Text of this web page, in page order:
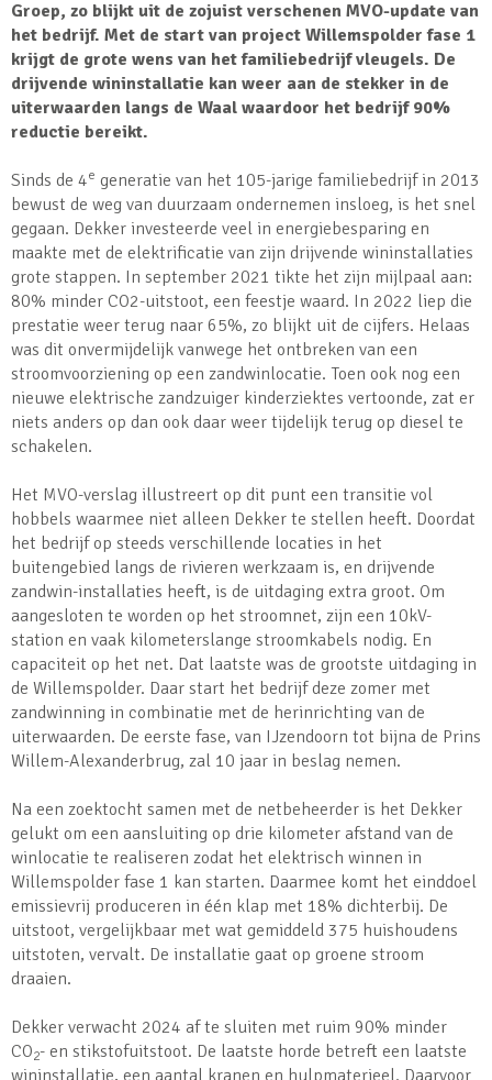
Groep, zo blijkt uit de zojuist verschenen MVO-update van
het bedrijf. Met de start van project Willemspolder fase 1
krijgt de grote wens van het familiebedrijf vleugels. De
drijvende wininstallatie kan weer aan de stekker in de
uiterwaarden langs de Waal waardoor het bedrijf 90%
reductie bereikt.
Sinds de 4e generatie van het 105-jarige familiebedrijf in 2013
bewust de weg van duurzaam ondernemen insloeg, is het snel
gegaan. Dekker investeerde veel in energiebesparing en
maakte met de elektrificatie van zijn drijvende wininstallaties
grote stappen. In september 2021 tikte het zijn mijlpaal aan:
80% minder CO2-uitstoot, een feestje waard. In 2022 liep die
prestatie weer terug naar 65%, zo blijkt uit de cijfers. Helaas
was dit onvermijdelijk vanwege het ontbreken van een
stroomvoorziening op een zandwinlocatie. Toen ook nog een
nieuwe elektrische zandzuiger kinderziektes vertoonde, zat er
niets anders op dan ook daar weer tijdelijk terug op diesel te
schakelen.
Het MVO-verslag illustreert op dit punt een transitie vol
hobbels waarmee niet alleen Dekker te stellen heeft. Doordat
het bedrijf op steeds verschillende locaties in het
buitengebied langs de rivieren werkzaam is, en drijvende
zandwin-installaties heeft, is de uitdaging extra groot. Om
aangesloten te worden op het stroomnet, zijn een 10kV-
station en vaak kilometerslange stroomkabels nodig. En
capaciteit op het net. Dat laatste was de grootste uitdaging in
de Willemspolder. Daar start het bedrijf deze zomer met
zandwinning in combinatie met de herinrichting van de
uiterwaarden. De eerste fase, van IJzendoorn tot bijna de Prins
Willem-Alexanderbrug, zal 10 jaar in beslag nemen.
Na een zoektocht samen met de netbeheerder is het Dekker
gelukt om een aansluiting op drie kilometer afstand van de
winlocatie te realiseren zodat het elektrisch winnen in
Willemspolder fase 1 kan starten. Daarmee komt het einddoel
emissievrij produceren in één klap met 18% dichterbij. De
uitstoot, vergelijkbaar met wat gemiddeld 375 huishoudens
uitstoten, vervalt. De installatie gaat op groene stroom
draaien.
Dekker verwacht 2024 af te sluiten met ruim 90% minder
CO2- en stikstofuitstoot. De laatste horde betreft een laatste
wininstallatie, een aantal kranen en hulpmaterieel. Daarvoor